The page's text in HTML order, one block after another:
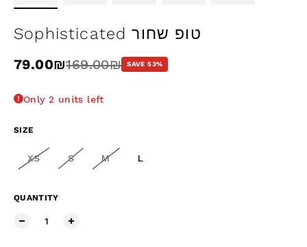
Sophisticated טופ שחור
Sale price
79.00₪
Regular price
169.00₪ SAVE 53%
Only 2 units left
SIZE
XS S M L
QUANTITY